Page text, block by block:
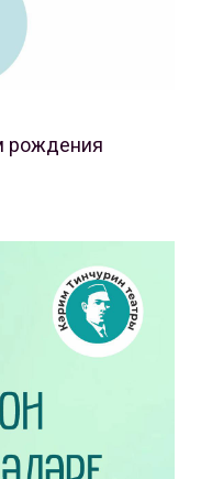
рождения